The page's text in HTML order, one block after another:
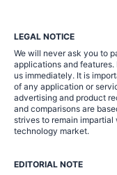
LEGAL NOTICE
We will never ask you to
applications and
us immediately. It is
of any application or
advertising and product
and comparisons are
strives to remain
technology market.
EDITORIAL NOTE